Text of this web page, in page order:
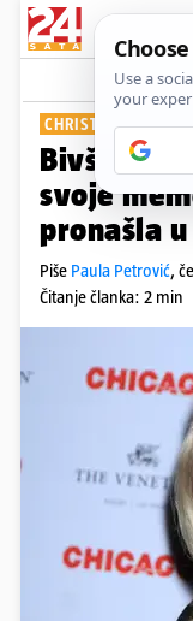
CHRISTIE BRINKLEY
Bivši
svoje
pronašla
Piše Paula Petrović,
Čitanje članka: 2 min